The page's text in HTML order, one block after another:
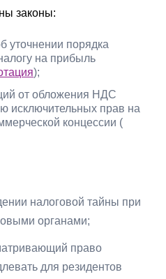
законы:
уточнении порядка
на прибыль
);
от обложения НДС
исключительных прав на
концессии (
налоговой тайны при
органами;
право
для резидентов